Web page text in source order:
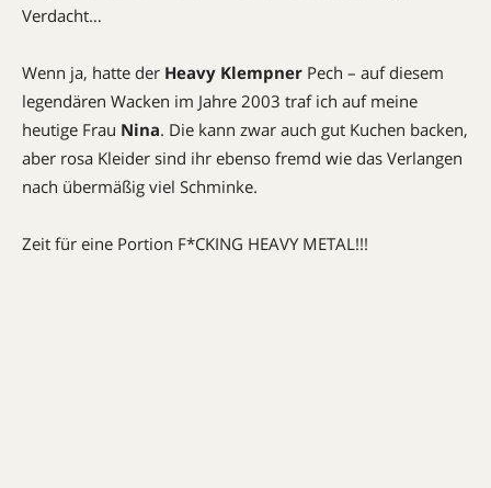
Verdacht…
Wenn ja, hatte der Heavy Klempner Pech – auf diesem
legendären Wacken im Jahre 2003 traf ich auf meine
heutige Frau Nina. Die kann zwar auch gut Kuchen backen,
aber rosa Kleider sind ihr ebenso fremd wie das Verlangen
nach übermäßig viel Schminke.
Zeit für eine Portion F*CKING HEAVY METAL!!!